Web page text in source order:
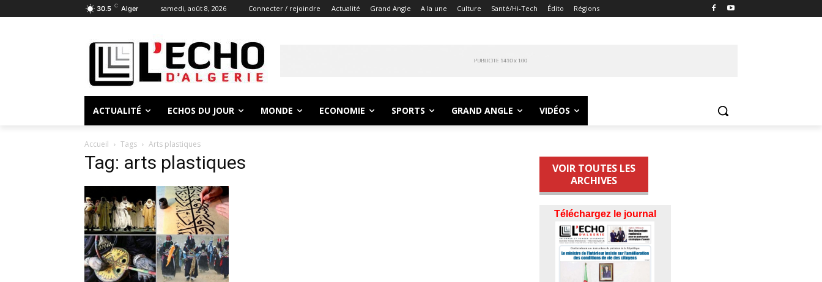
30.5 C Alger samedi, août 8, 2026 Connecter / rejoindre Actualité Grand Angle A la une Culture Santé/Hi-Tech Édito Régions
ACTUALITÉ ECHOS DU JOUR MONDE ECONOMIE SPORTS GRAND ANGLE VIDÉOS
Accueil Tags Arts plastiques
Tag: arts plastiques
VOIR TOUTES LES
ARCHIVES